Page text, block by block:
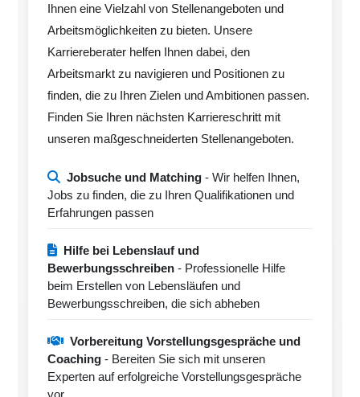
Ihnen eine Vielzahl von Stellenangeboten und
Arbeitsmöglichkeiten zu bieten. Unsere
Karriereberater helfen Ihnen dabei, den
Arbeitsmarkt zu navigieren und Positionen zu
finden, die zu Ihren Zielen und Ambitionen passen.
Finden Sie Ihren nächsten Karriereschritt mit
unseren maßgeschneiderten Stellenangeboten.
Jobsuche und Matching - Wir helfen Ihnen,
Jobs zu finden, die zu Ihren Qualifikationen und
Erfahrungen passen
Hilfe bei Lebenslauf und
Bewerbungsschreiben - Professionelle Hilfe
beim Erstellen von Lebensläufen und
Bewerbungsschreiben, die sich abheben
Vorbereitung Vorstellungsgespräche und
Coaching - Bereiten Sie sich mit unseren
Experten auf erfolgreiche Vorstellungsgespräche